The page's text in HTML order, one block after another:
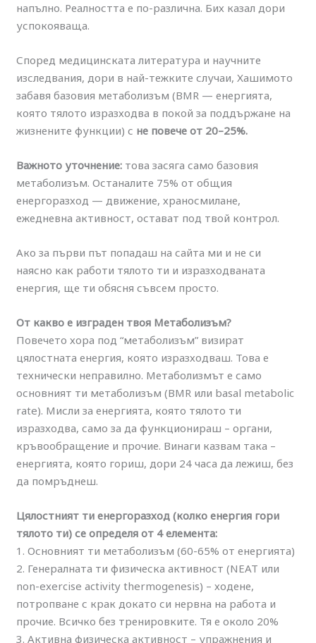
напълно. Реалността е по-различна. Бих казал дори
успокояваща.
Според медицинската литература и научните
изследвания, дори в най-тежките случаи, Хашимото
забавя базовия метаболизъм (BMR — енергията,
която тялото изразходва в покой за поддържане на
жизнените функции) с не повече от 20–25%.
Важното уточнение: това засяга само базовия
метаболизъм. Останалите 75% от общия
енергоразход — движение, храносмилане,
ежедневна активност, остават под твой контрол.
Ако за първи път попадаш на сайта ми и не си
наясно как работи тялото ти и изразходваната
енергия, ще ти обясня съвсем просто.
От какво е изграден твоя Метаболизъм?
Повечето хора под “метаболизъм” визират
цялостната енергия, която изразходваш. Това е
технически неправилно. Метаболизмът е само
основният ти метаболизъм (BMR или basal metabolic
rate). Мисли за енергията, която тялото ти
изразходва, само за да функционираш – органи,
кръвообращение и прочие. Винаги казвам така –
енергията, която гориш, дори 24 часа да лежиш, без
да помръднеш.
Цялостният ти енергоразход (колко енергия гори
тялото ти) се определя от 4 елемента:
1. Основният ти метаболизъм (60-65% от енергията)
2. Генералната ти физическа активност (NEAT или
non-exercise activity thermogenesis) – ходене,
потропване с крак докато си нервна на работа и
прочие. Всичко без тренировките. Тя е около 20%
3. Активна физическа активност – упражнения и